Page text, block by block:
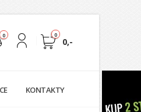
0
0,-
0
KONTAKTY